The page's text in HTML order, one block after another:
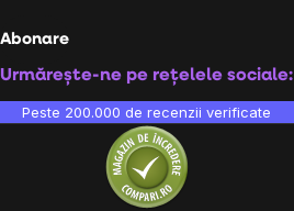
Abonare
Urmărește-ne pe rețelele sociale:
Peste 200.000 de recenzii verificate